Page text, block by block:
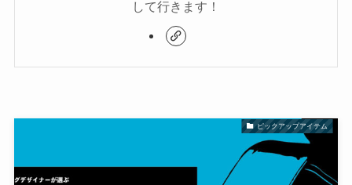
して行きます！
ピックアップアイテム